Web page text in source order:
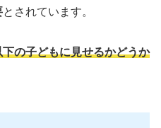
とされています。
の子どもに見せるかどうか